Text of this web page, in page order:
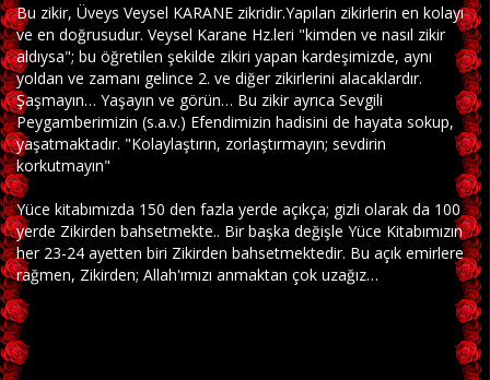
Bu zikir, Üveys Veysel KARANE zikridir.Yapılan zikirlerin en kolayı
ve en doğrusudur. Veysel Karane Hz.leri "kimden ve nasıl zikir
aldıysa"; bu öğretilen şekilde zikiri yapan kardeşimizde, aynı
yoldan ve zamanı gelince 2. ve diğer zikirlerini alacaklardır.
Şaşmayın… Yaşayın ve görün… Bu zikir ayrıca Sevgili
Peygamberimizin (s.a.v.) Efendimizin hadisini de hayata sokup,
yaşatmaktadır. "Kolaylaştırın, zorlaştırmayın; sevdirin
korkutmayın"
Yüce kitabımızda 150 den fazla yerde açıkça; gizli olarak da 100
yerde Zikirden bahsetmekte.. Bir başka değişle Yüce Kitabımızın
her 23-24 ayetten biri Zikirden bahsetmektedir. Bu açık emirlere
rağmen, Zikirden; Allah'ımızı anmaktan çok uzağız…